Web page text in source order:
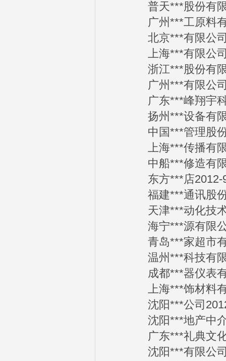
普天***股份有限
广州***工原料有
北京***有限公司
上海***有限公司
浙江***股份有限
广州***有限公司
广东***峰翔宇科
扬州***设备有限
中国***管理股份
上海***传播有限
中船***修造有限
东方***店2012-
福建***通讯股份
天津***动化技术
海宁***源有限公
青岛***家超市有
温州***科技有限
成都***器仪表有
上海***饰材料有
沈阳***公司
沈阳***地产中介
广东***礼典文化
沈阳***有限公司